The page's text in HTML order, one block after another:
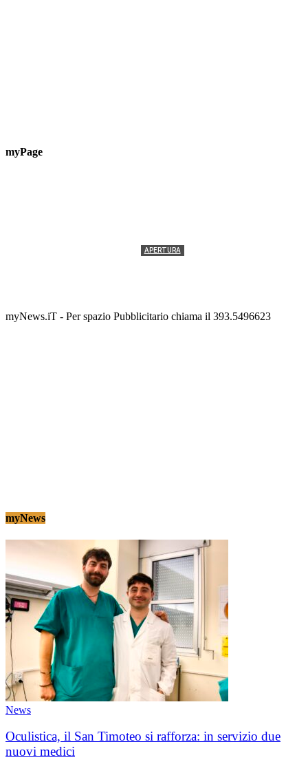
myPage
APERTURA
myNews.iT - Per spazio Pubblicitario chiama il 393.5496623
myNews
News
Oculistica, il San Timoteo si rafforza: in servizio due
nuovi medici